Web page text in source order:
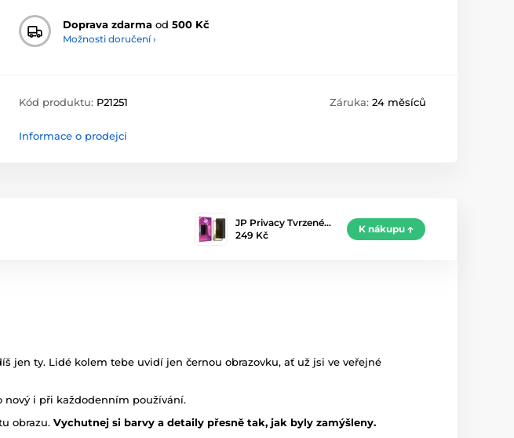
Doprava zdarma od 500 Kč
Možnosti doručení ›
Kód produktu: P21251 Záruka: 24 měsíců
Informace o prodejci
JP Privacy Tvrzené…
249 Kč
K nákupu
jen ty. Lidé kolem tebe uvidí jen černou obrazovku, ať už jsi ve veřejné
nový i při každodenním používání.
obrazu. Vychutnej si barvy a detaily přesně tak, jak byly zamýšleny.